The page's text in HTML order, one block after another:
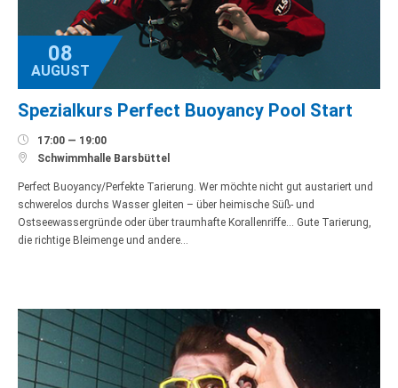
08
AUGUST
Spezialkurs Perfect Buoyancy Pool Start
 17:00 — 19:00
 Schwimmhalle Barsbüttel
Perfect Buoyancy/Perfekte Tarierung. Wer möchte nicht gut austariert und
schwerelos durchs Wasser gleiten – über heimische Süß- und
Ostseewassergründe oder über traumhafte Korallenriffe… Gute Tarierung,
die richtige Bleimenge und andere…